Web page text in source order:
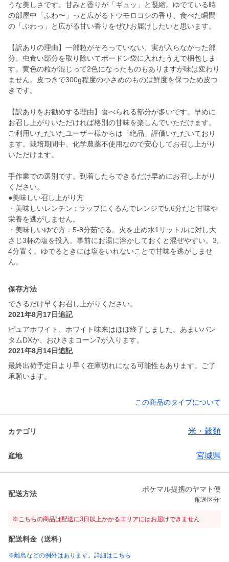
うな美しさです。甘みと香りが「ギュッ」と凝縮。ゆでている時
の部屋中「ふわ〜」っと広がるトウモロコシの香り、食べた瞬間
の「ぶわっ」と広がる甘い香りをぜひお届けしたいと思います。
【訳ありの理由】一部粒がそろっていない、実が入らなかった部
分、虫食い部分を取り除いてボードン袋に入れたうえで梱包しま
す。黄色の粒が混じって2色になったものもありますが味は変わり
ません。皮つきで300g程度の小さめのものは鮮度を保つため皮つ
きです。
【訳ありをお勧めする理由】食べられる部分が多いです。早めに
お召し上がりいただければ格別の甘味を楽しんでいただけます。
ご利用いただいたユーザー様からは「絶品」評価いただいており
ます。栽培期間中、化学農薬不使用なので安心してお召し上がり
いただけます。
手作業での選別です。到着したらできるだけ早めにお召し上がり
ください。
●美味しい召し上がり方
・美味しいレンチン : ラップにくるんでレンジで5,6分だと甘味や
栄養を逃がしません。
・美味しいゆで方：5-8分茹でる。火を止め水1リットルに対し大
さじ3杯の塩を投入。事前にお湯に溶かしておくと混ぜやすい。3,
4分置く。ゆでるときには塩をいれないことで甘味を逃がしませ
保存方法
できるだけ早くお召し上がりください。
2021年8月17日追記
ピュアホワイト、ホワイト味来はほぼ終了しました。あまいバン
タムDXか、おひさまコーン7が入ります。
2021年8月14日追記
最終出荷予定日より早く在庫切れになる可能性もあります。ご了
承願います。
この商品のタイプについて
カテゴリ 米・穀類
産地 宮城県
配送方法
ポケマル提携のヤマト便
配送区分:
※こちらの商品は配送に3日以上かかるエリアにはお届けできません
配送料金（送料）
※離島などの例外はあります。詳細はこちら